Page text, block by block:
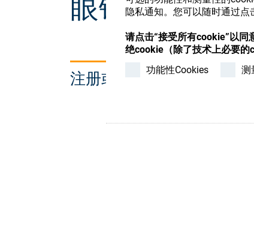
隐私通知。您可以随时通过点
请点击“接受所有cookie”以
绝cookie（除了技术上必要的
功能性Cookies
测
眼镜光学耗材
注册或登录以访问您的帐